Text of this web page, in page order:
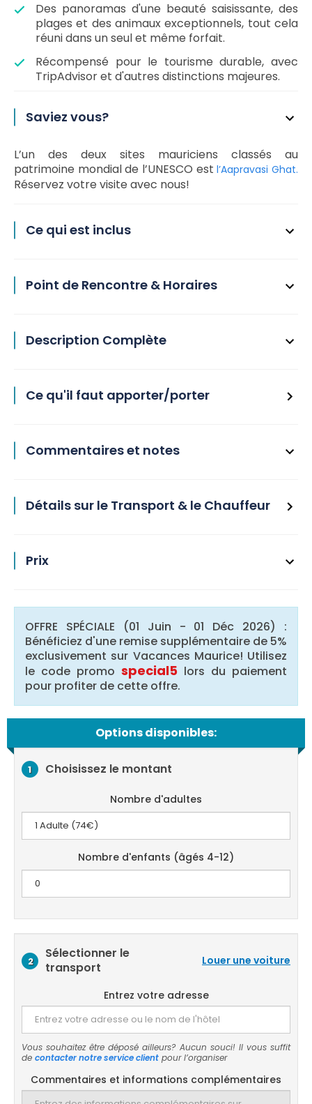
Des panoramas d'une beauté saisissante, des
plages et des animaux exceptionnels, tout cela
réuni dans un seul et même forfait.
Récompensé pour le tourisme durable, avec
TripAdvisor et d'autres distinctions majeures.
Saviez vous?
L’un des deux sites mauriciens classés au
patrimoine mondial de l’UNESCO estl’Aapravasi Ghat.
Réservez votre visite avec nous!
Ce qui est inclus
Point de Rencontre & Horaires
Description Complète
Ce qu'il faut apporter/porter
Commentaires et notes
Détails sur le Transport & le Chauffeur
Prix
OFFRE SPÉCIALE (01 Juin - 01 Déc 2026) :
Bénéficiez d'une remise supplémentaire de 5%
exclusivement sur Vacances Maurice! Utilisez
le code promo special5 lors du paiement
pour profiter de cette offre.
Options disponibles:
1 Choisissez le montant
Nombre d'adultes
Nombre d'enfants (âgés 4-12)
2
Sélectionner le
transport
Louer une voiture
Entrez votre adresse
Vous souhaitez être déposé ailleurs? Aucun souci! Il vous suffit
de contacter notre service client pour l’organiser
Commentaires et informations complémentaires